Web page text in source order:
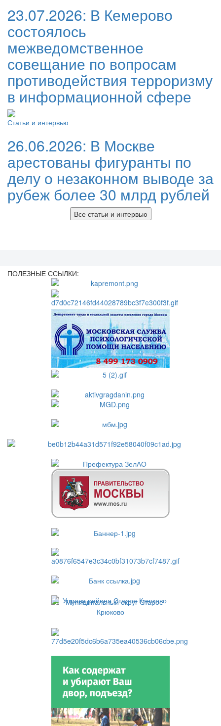
23.07.2026: В Кемерово
состоялось
межведомственное
совещание по вопросам
противодействия терроризму
в информационной сфере
Статьи и интервью
26.06.2026: В Москве
арестованы фигуранты по
делу о незаконном выводе за
рубеж более 30 млрд рублей
Все статьи и интервью
ПОЛЕЗНЫЕ ССЫЛКИ: